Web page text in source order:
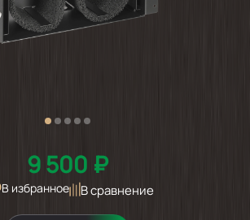
9 500 ₽
В избранное В сравнение